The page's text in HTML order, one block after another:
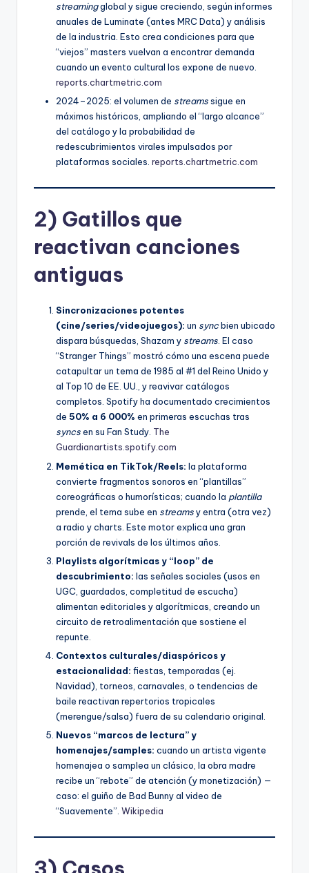
streamingglobal y sigue creciendo, según informes
anuales de Luminate (antes MRC Data) y análisis
de la industria. Esto crea condiciones para que
“viejos” masters vuelvan a encontrar demanda
cuando un evento cultural los expone de nuevo.
reports.chartmetric.com
2024–2025: el volumen de streamssigue en
máximos históricos, ampliando el “largo alcance”
del catálogo y la probabilidad de
redescubrimientos virales impulsados por
plataformas sociales. reports.chartmetric.com
2) Gatillos que
reactivan canciones
antiguas
Sincronizaciones potentes
(cine/series/videojuegos): un syncbien ubicado
dispara búsquedas, Shazam y streams. El caso
“Stranger Things” mostró cómo una escena puede
catapultar un tema de 1985 al #1 del Reino Unido y
al Top 10 de EE. UU., y reavivar catálogos
completos. Spotify ha documentado crecimientos
de 50% a 6 000% en primeras escuchas tras
syncsen su Fan Study. The
Guardianartists.spotify.com
Memética en TikTok/Reels: la plataforma
convierte fragmentos sonoros en “plantillas”
coreográficas o humorísticas; cuando la plantilla
prende, el tema sube en streamsy entra (otra vez)
a radio y charts. Este motor explica una gran
porción de revivals de los últimos años.
Playlists algorítmicas y “loop” de
descubrimiento: las señales sociales (usos en
UGC, guardados, completitud de escucha)
alimentan editoriales y algorítmicas, creando un
circuito de retroalimentación que sostiene el
repunte.
Contextos culturales/diaspóricos y
estacionalidad: fiestas, temporadas (ej.
Navidad), torneos, carnavales, o tendencias de
baile reactivan repertorios tropicales
(merengue/salsa) fuera de su calendario original.
Nuevos “marcos de lectura” y
homenajes/samples: cuando un artista vigente
homenajea o samplea un clásico, la obra madre
recibe un “rebote” de atención (y monetización) —
caso: el guiño de Bad Bunny al video de
“Suavemente”. Wikipedia